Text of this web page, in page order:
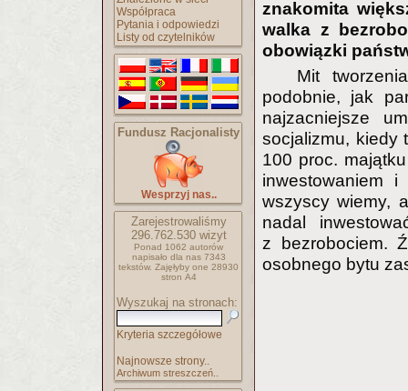
Współpraca
Pytania i odpowiedzi
Listy od czytelników
Fundusz Racjonalisty
Wesprzyj nas..
Zarejestrowaliśmy
296.762.530wizyt
Ponad 1062 autorów
napisało dla nas 7343
tekstów. Zajęłyby one 28930
stron A4
Wyszukaj na stronach:
Kryteria szczegółowe
Najnowsze strony..
Archiwum streszczeń..
znakomita
walka z
obowiązki
Mit
podobnie, jak
najzacniejsze
socjalizmu, kiedy
100 proc.
inwestowaniem i
wszyscy wiemy,
nadal
z bezrobociem.
osobnego bytu